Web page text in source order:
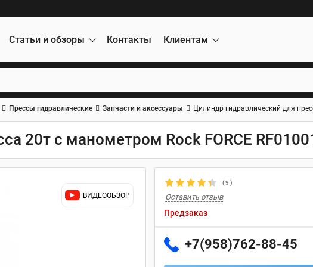
Статьи и обзоры Контакты Клиентам
Прессы гидравлические Запчасти и аксессуары Цилиндр гидравлический для
20т с манометром Rock FORCE
ВИДЕООБЗОР
(9 )
Оставить отзыв
Предзаказ
+7(958)762-88-45